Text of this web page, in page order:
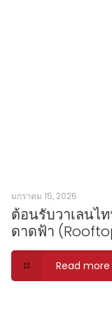
มกราคม 15, 2026
ต้อนรับวาเลนไ
ดาดฟ้า
Read more